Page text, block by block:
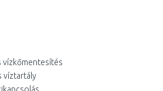
vízkőmentesítés
víztartály